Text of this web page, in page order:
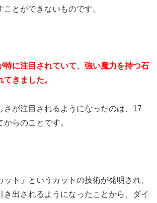
とができないものです。
特に注目されていて、強い魔力を持つ石
きました。
さが注目されるようになったのは、17
らのことです。
ット」というカットの技術が発明され、
き出されるようになったことから、ダイ